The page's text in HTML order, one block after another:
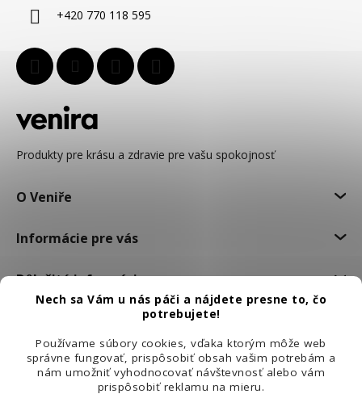
Nech sa Vám u nás páči a nájdete presne to, čo
potrebujete!
Používame súbory cookies, vďaka ktorým môže web
správne fungovať, prispôsobiť obsah vašim potrebám a
nám umožniť vyhodnocovať návštevnosť alebo vám
prispôsobiť reklamu na mieru.
+420 770 118 595
Produkty pre krásu a zdravie pre vašu spokojnosť
O Veniře
Informácie pre vás
Dôležité informácie